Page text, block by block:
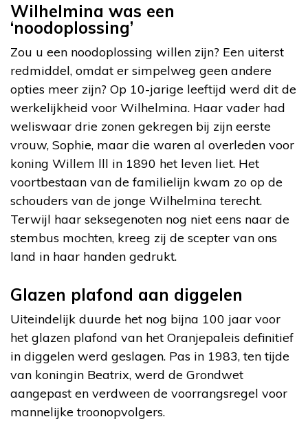
Wilhelmina was een
‘noodoplossing’
Zou u een noodoplossing willen zijn? Een uiterst
redmiddel, omdat er simpelweg geen andere
opties meer zijn? Op 10-jarige leeftijd werd dit de
werkelijkheid voor Wilhelmina. Haar vader had
weliswaar drie zonen gekregen bij zijn eerste
vrouw, Sophie, maar die waren al overleden voor
koning Willem lll in 1890 het leven liet. Het
voortbestaan van de familielijn kwam zo op de
schouders van de jonge Wilhelmina terecht.
Terwijl haar seksegenoten nog niet eens naar de
stembus mochten, kreeg zij de scepter van ons
land in haar handen gedrukt.
Glazen plafond aan diggelen
Uiteindelijk duurde het nog bijna 100 jaar voor
het glazen plafond van het Oranjepaleis definitief
in diggelen werd geslagen. Pas in 1983, ten tijde
van koningin Beatrix, werd de Grondwet
aangepast en verdween de voorrangsregel voor
mannelijke troonopvolgers.